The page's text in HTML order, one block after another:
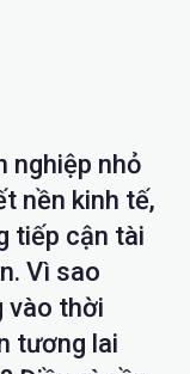
nghiệp nhỏ
nền kinh tế,
tiếp cận tài
Vì sao
vào thời
tương lai